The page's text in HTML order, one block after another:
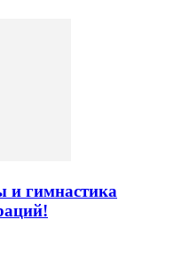
и гимнастика